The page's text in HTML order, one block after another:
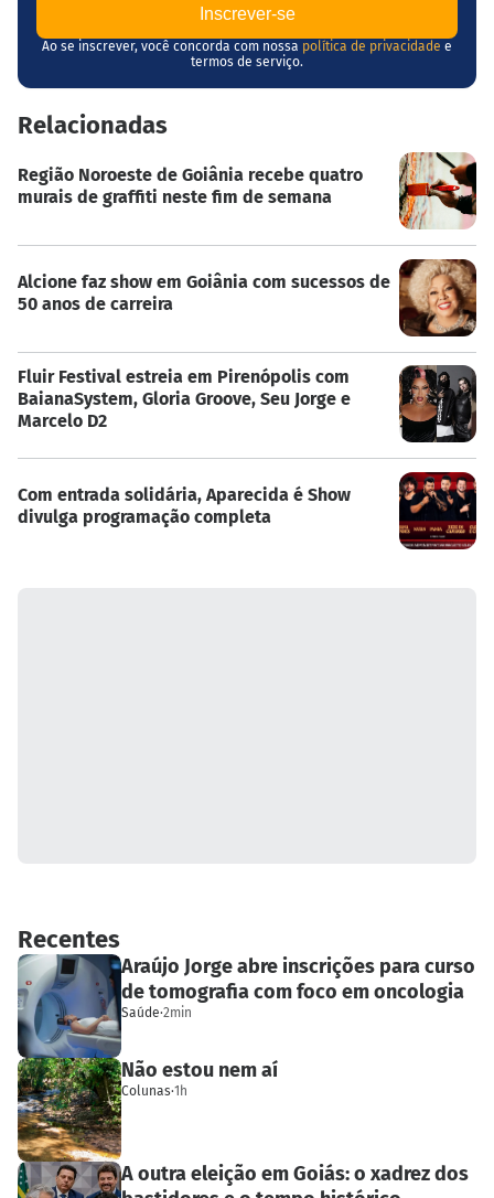
Ao se inscrever, você concorda com nossa política de privacidade e
termos de serviço.
Relacionadas
Região Noroeste de Goiânia recebe quatro
murais de graffiti neste fim de semana
Alcione faz show em Goiânia com sucessos de
50 anos de carreira
Fluir Festival estreia em Pirenópolis com
BaianaSystem, Gloria Groove, Seu Jorge e
Marcelo D2
Com entrada solidária, Aparecida é Show
divulga programação completa
Recentes
Araújo Jorge abre inscrições para curso
de tomografia com foco em oncologia
Saúde·2min
Não estou nem aí
Colunas·1h
A outra eleição em Goiás: o xadrez dos